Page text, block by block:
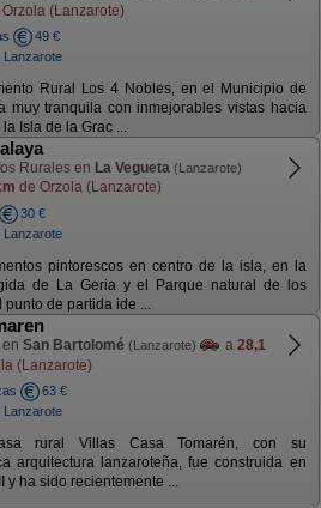
(Lanzarote)
49 €
Lanzarote
Rural Los 4 Nobles, en el Municipio de
muy tranquila con inmejorables vistas hacia
la Isla de la Grac ...
Rurales en La Vegueta (Lanzarote)
de Orzola (Lanzarote)
30 €
Lanzarote
pintorescos en centro de la isla, en la
de La Geria y el Parque natural de los
punto de partida ide ...
San Bartolomé (Lanzarote) a 28,1
(Lanzarote)
63 €
Lanzarote
rural Villas Casa Tomarén, con su
arquitectura lanzaroteña, fue construida en
y ha sido recientemente ...